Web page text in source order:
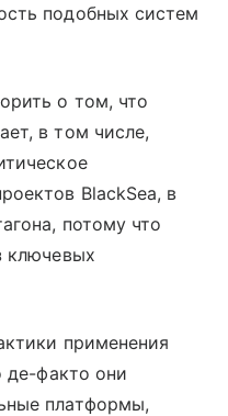
подобных систем
о том, что
в том числе,
BlackSea, в
потому что
ключевых
применения
де-факто они
платформы,